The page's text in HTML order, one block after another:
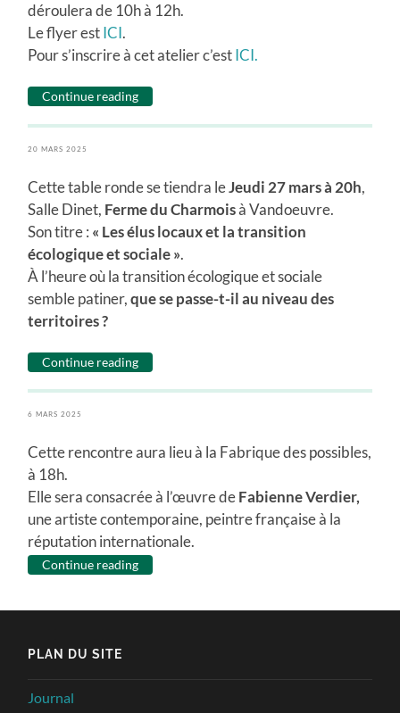
déroulera de 10h à 12h.
Le flyer estICI.
Pour s’inscrire à cet atelier c’estICI.
Continue reading
20 MARS 2025
Cette table ronde se tiendra leJeudi 27 mars à 20h,
Salle Dinet, Ferme du Charmoisà Vandoeuvre.
Son titre : « Les élus locaux et la transition
écologique et sociale ».
À l’heure où la transition écologique et sociale
semble patiner,que se passe-t-il au niveau des
territoires ?
Continue reading
6 MARS 2025
Cette rencontre aura lieu à la Fabrique des possibles,
à 18h.
Elle sera consacrée à l’œuvre deFabienne Verdier,
une artiste contemporaine, peintre française à la
réputation internationale.
Continue reading
PLAN DU SITE
Journal